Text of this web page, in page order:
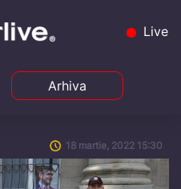
Live
Arhiva
18 martie, 2022 15:30